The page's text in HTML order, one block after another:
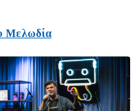
Μελωδία